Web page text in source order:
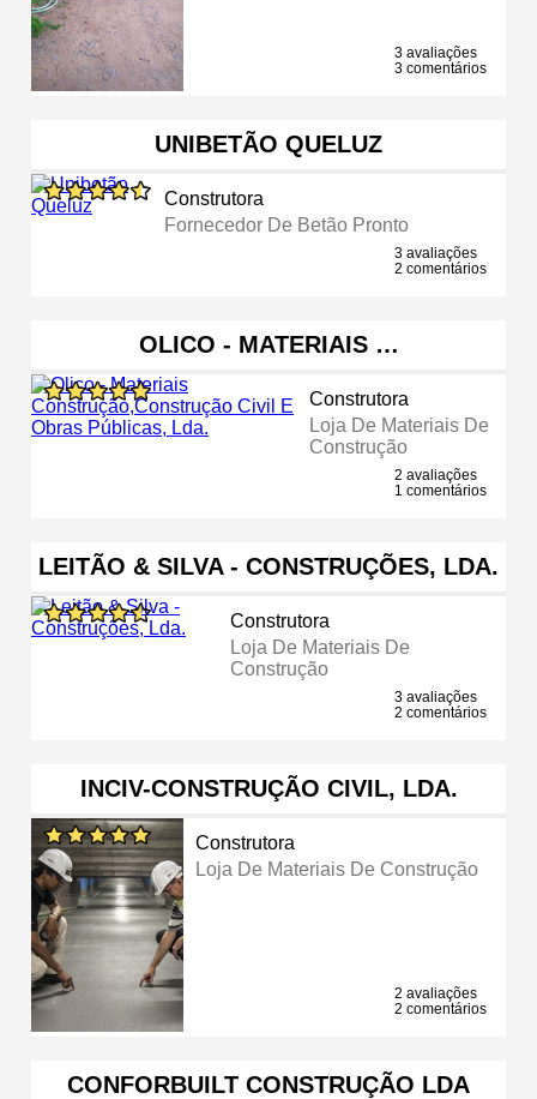
3 avaliações
3 comentários
UNIBETÃO QUELUZ
Construtora
Fornecedor De Betão Pronto
3 avaliações
2 comentários
OLICO - MATERIAIS …
Construtora
Loja De Materiais De
Construção
2 avaliações
1 comentários
LEITÃO & SILVA - CONSTRUÇÕES, LDA.
Construtora
Loja De Materiais De
Construção
3 avaliações
2 comentários
INCIV-CONSTRUÇÃO CIVIL, LDA.
Construtora
Loja De Materiais De Construção
2 avaliações
2 comentários
CONFORBUILT CONSTRUÇÃO LDA